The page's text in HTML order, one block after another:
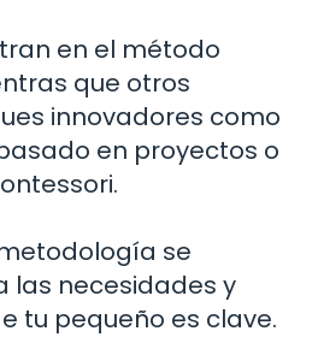
en el método
que otros
innovadores como
en proyectos o
se
las necesidades y
tu pequeño es clave.